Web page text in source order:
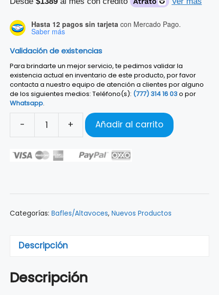
Hasta 12 pagos sin tarjeta con Mercado Pago.
Saber más
Validación de existencias
Para brindarte un mejor servicio, te pedimos validar la
existencia actual en inventario de este producto, por favor
contacta a nuestro equipo de atención a clientes por alguno
de los siguientes medios: Teléfono(s): (777) 314 16 03o por
Whatsapp.
-
BAFLE
CLASE
VÍAS
TECHNOLOGIES
+ Añadir al carrito
Categorías: Bafles/Altavoces, Nuevos Productos
Descripción
Descripción